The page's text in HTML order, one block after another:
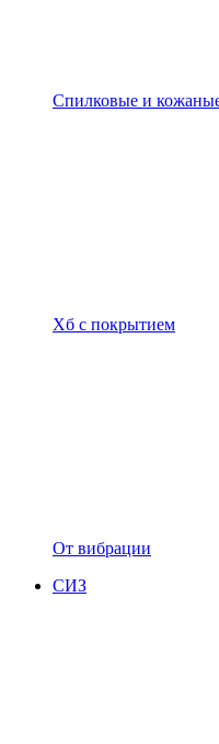
Спилковые и
Хб с покрытием
От вибрации
СИЗ